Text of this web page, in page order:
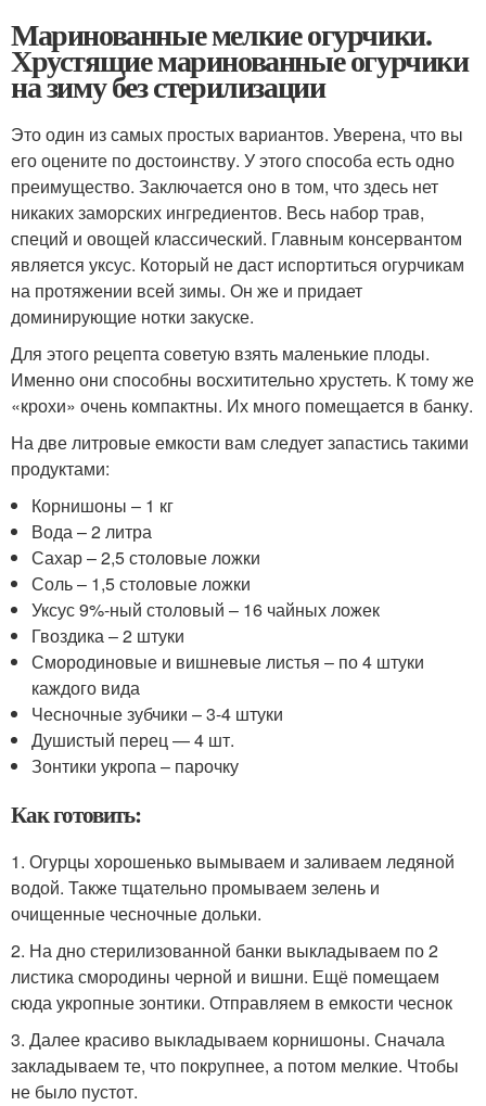
Маринованные мелкие огурчики.
Хрустящие маринованные огурчики
на зиму без стерилизации
Это один из самых простых вариантов. Уверена, что вы
его оцените по достоинству. У этого способа есть одно
преимущество. Заключается оно в том, что здесь нет
никаких заморских ингредиентов. Весь набор трав,
специй и овощей классический. Главным консервантом
является уксус. Который не даст испортиться огурчикам
на протяжении всей зимы. Он же и придает
доминирующие нотки закуске.
Для этого рецепта советую взять маленькие плоды.
Именно они способны восхитительно хрустеть. К тому же
«крохи» очень компактны. Их много помещается в банку.
На две литровые емкости вам следует запастись такими
продуктами:
Корнишоны – 1 кг
Вода – 2 литра
Сахар – 2,5 столовые ложки
Соль – 1,5 столовые ложки
Уксус 9%-ный столовый – 16 чайных ложек
Гвоздика – 2 штуки
Смородиновые и вишневые листья – по 4 штуки
каждого вида
Чесночные зубчики – 3-4 штуки
Душистый перец — 4 шт.
Зонтики укропа – парочку
Как готовить:
1. Огурцы хорошенько вымываем и заливаем ледяной
водой. Также тщательно промываем зелень и
очищенные чесночные дольки.
2. На дно стерилизованной банки выкладываем по 2
листика смородины черной и вишни. Ещё помещаем
сюда укропные зонтики. Отправляем в емкости чеснок
3. Далее красиво выкладываем корнишоны. Сначала
закладываем те, что покрупнее, а потом мелкие. Чтобы
не было пустот.